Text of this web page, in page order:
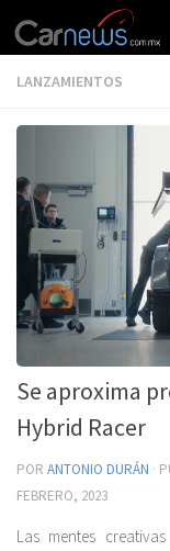
LANZAMIENTOS
Se aproxima
Hybrid Racer
POR ANTONIO DURÁN ·
FEBRERO, 2023
Las mentes